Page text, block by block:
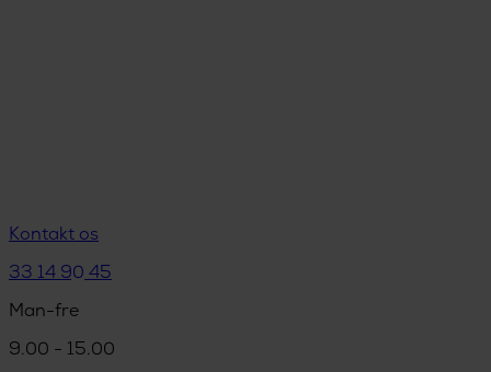
Kontakt os
33 14 90 45
Man-fre
9.00 - 15.00